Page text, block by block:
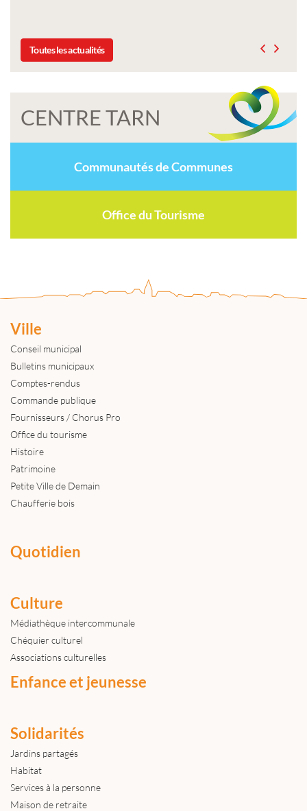
Toutes les actualités
CENTRE TARN
Communautés de Communes
Office du Tourisme
Ville
Conseil municipal
Bulletins municipaux
Comptes-rendus
Commande publique
Fournisseurs / Chorus Pro
Office du tourisme
Histoire
Patrimoine
Petite Ville de Demain
Chaufferie bois
Quotidien
Culture
Médiathèque intercommunale
Chéquier culturel
Associations culturelles
Enfance et jeunesse
Solidarités
Jardins partagés
Habitat
Services à la personne
Maison de retraite